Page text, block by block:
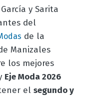
y Sarita
del
de la
Manizales
los mejores
Eje Moda 2026
el segundo y